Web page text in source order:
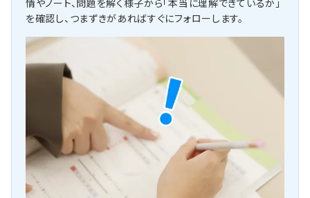
情やノート、問題を解く様子から「本当に理解できているか」
を確認し、つまずきがあればすぐにフォローします。